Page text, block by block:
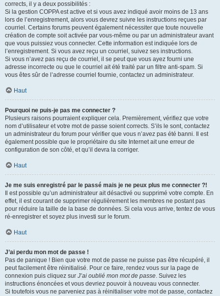
corrects, il y a deux possibilités :
Si la gestion COPPA est active et si vous avez indiqué avoir moins de 13 ans
lors de l’enregistrement, alors vous devrez suivre les instructions reçues par
courriel. Certains forums peuvent également nécessiter que toute nouvelle
création de compte soit activée par vous-même ou par un administrateur avant
que vous puissiez vous connecter. Cette information est indiquée lors de
l’enregistrement. Si vous avez reçu un courriel, suivez ses instructions.
Si vous n’avez pas reçu de courriel, il se peut que vous ayez fourni une
adresse incorrecte ou que le courriel ait été traité par un filtre anti-spam. Si
vous êtes sûr de l’adresse courriel fournie, contactez un administrateur.
Haut
Pourquoi ne puis-je pas me connecter ?
Plusieurs raisons pourraient expliquer cela. Premièrement, vérifiez que votre
nom d’utilisateur et votre mot de passe soient corrects. S’ils le sont, contactez
un administrateur du forum pour vérifier que vous n’avez pas été banni. Il est
également possible que le propriétaire du site Internet ait une erreur de
configuration de son côté, et qu’il devra la corriger.
Haut
Je me suis enregistré par le passé mais je ne peux plus me connecter ?!
Il est possible qu’un administrateur ait désactivé ou supprimé votre compte. En
effet, il est courant de supprimer régulièrement les membres ne postant pas
pour réduire la taille de la base de données. Si cela vous arrive, tentez de vous
ré-enregistrer et soyez plus investi sur le forum.
Haut
J’ai perdu mon mot de passe !
Pas de panique ! Bien que votre mot de passe ne puisse pas être récupéré, il
peut facilement être réinitialisé. Pour ce faire, rendez vous sur la page de
connexion puis cliquez sur J’ai oublié mon mot de passe. Suivez les
instructions énoncées et vous devriez pouvoir à nouveau vous connecter.
Si toutefois vous ne parveniez pas à réinitialiser votre mot de passe, contactez